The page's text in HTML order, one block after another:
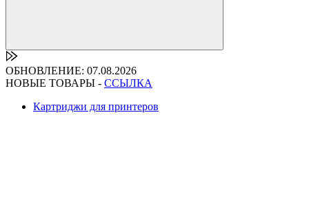
ОБНОВЛЕНИЕ: 07.08.2026
НОВЫЕ ТОВАРЫ - ССЫЛКА
Картриджи для принтеров